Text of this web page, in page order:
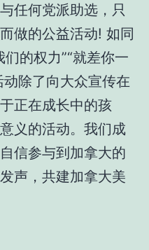
任何党派助选，只
做的公益活动! 如同
的权力”“就差你一
除了向大众宣传在
正在成长中的孩
义的活动。我们成
信参与到加拿大的
声，共建加拿大美